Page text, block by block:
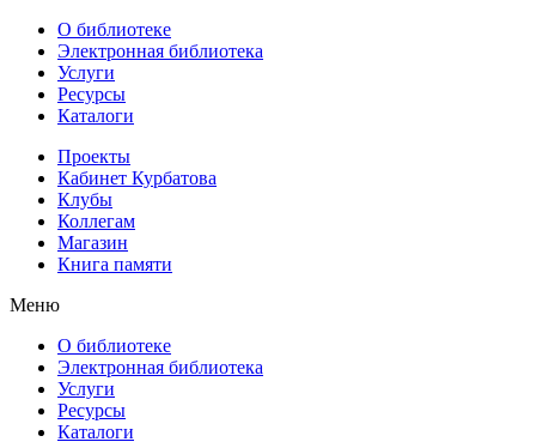
О библиотеке
Электронная библиотека
Услуги
Ресурсы
Каталоги
Проекты
Кабинет Курбатова
Клубы
Коллегам
Магазин
Книга памяти
Меню
О библиотеке
Электронная библиотека
Услуги
Ресурсы
Каталоги